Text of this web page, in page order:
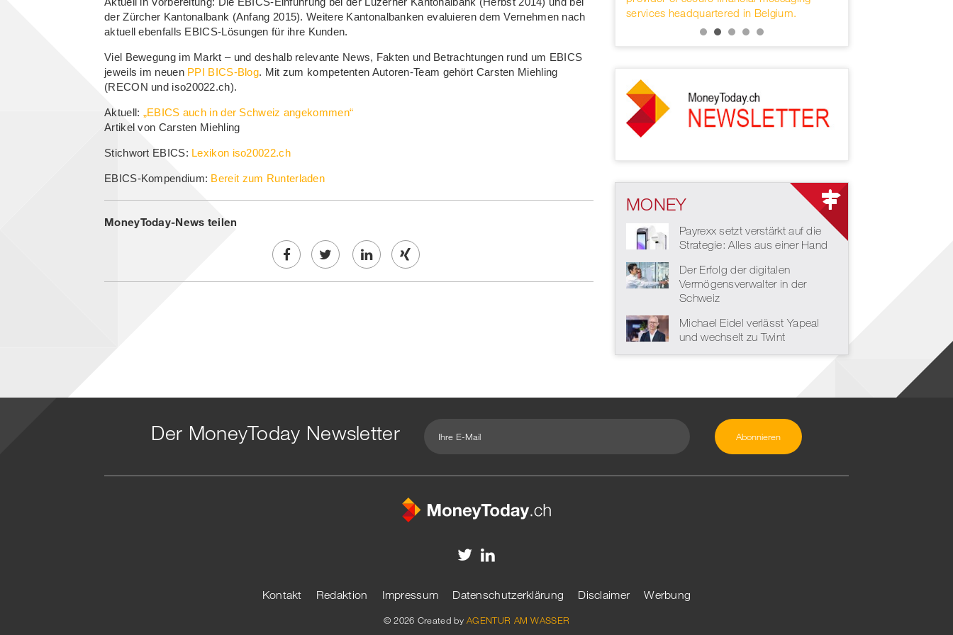
derZürcher Kantonalbank (Anfang 2015). Weitere Kantonalbanken evaluieren dem Vernehmen nach
aktuell ebenfalls EBICS-Lösungen für ihre Kunden.
Viel Bewegung im Markt – und deshalb relevante News, Fakten und Betrachtungen rund um EBICS
jeweils im neuen PPI BICS-Blog. Mit zum kompetenten Autoren-Team gehört Carsten Miehling
(RECON und iso20022.ch).
Aktuell: „EBICS auch in der Schweiz angekommen“
Artikel von Carsten Miehling
Stichwort EBICS: Lexikon iso20022.ch
EBICS-Kompendium: Bereit zum Runterladen
MoneyToday-News teilen
Share Twe
Share Share
services headquartered in Belgium.
MONEY
Payrexx setzt verstärkt auf die
Strategie: Alles aus einer Hand
Der Erfolg der digitalen
Vermögensverwalter in der
Schweiz
Michael Eidel verlässt Yapeal
und wechselt zu Twint
Der MoneyToday Newsletter
Kontakt Redaktion Impressum Datenschutzerklärung Disclaimer Werbung
© 2026 Created byAGENTUR AM WASSER